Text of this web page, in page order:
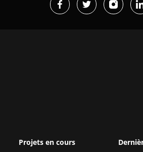
Projets en cours